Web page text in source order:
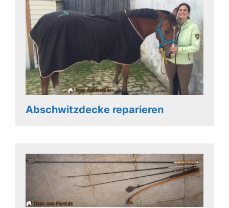
Abschwitzdecke reparieren